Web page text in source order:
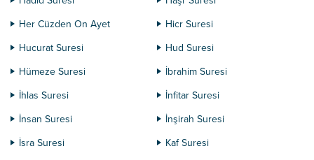
Her Cüzden On Ayet
Hicr Suresi
Hucurat Suresi
Hud Suresi
Hümeze Suresi
İbrahim Suresi
İhlas Suresi
İnfitar Suresi
İnsan Suresi
İnşirah Suresi
İsra Suresi
Kaf Suresi